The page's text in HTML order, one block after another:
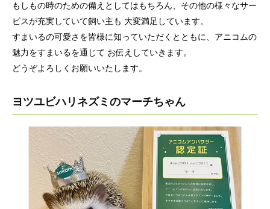
もしもの時のための備えとしてはもちろん、その他の様々なサー
ビスが充実していて飼い主も 大変満足しています。
すまいるの可愛さを皆様に知っていただくとともに、アニコムの
魅力をすまいるを通じて お伝えしていきます。
どうぞよろしくお願いいたします。
ヨツユビハリネズミのマーチちゃん